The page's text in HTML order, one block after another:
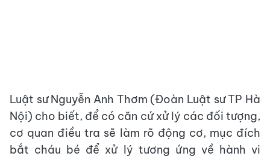
Luật sư Nguyễn Anh Thơm (Đoàn Luật sư TP Hà
Nội) cho biết, để có căn cứ xử lý các đối tượng,
cơ quan điều tra sẽ làm rõ động cơ, mục đích
bắt cháu bé để xử lý tương ứng về hành vi